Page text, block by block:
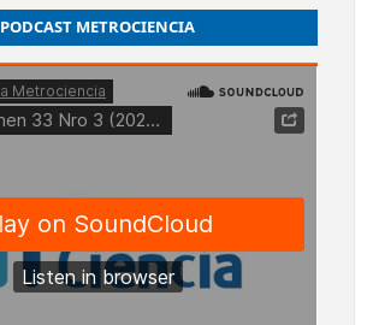
PODCAST METROCIENCIA